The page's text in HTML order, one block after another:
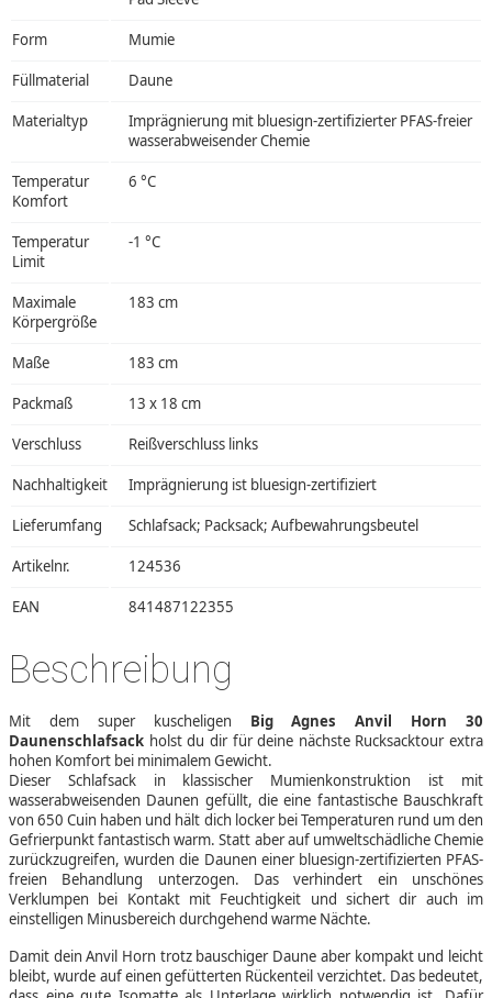
Form Mumie
Füllmaterial Daune
Materialtyp
Imprägnierung mit bluesign-zertifizierter PFAS-freier
wasserabweisender Chemie
Temperatur
Komfort
6 °C
Temperatur
Limit
-1 °C
Maximale
Körpergröße
183 cm
Maße 183 cm
Packmaß 13 x 18 cm
Verschluss Reißverschluss links
Nachhaltigkeit Imprägnierung ist bluesign-zertifiziert
Lieferumfang Schlafsack; Packsack; Aufbewahrungsbeutel
Artikelnr. 124536
EAN 841487122355
Beschreibung
Mit dem super kuscheligen Big Agnes Anvil Horn 30
Daunenschlafsack holst du dir für deine nächste Rucksacktour extra
hohen Komfort bei minimalem Gewicht.
Dieser Schlafsack in klassischer Mumienkonstruktion ist mit
wasserabweisenden Daunen gefüllt, die eine fantastische Bauschkraft
von 650 Cuin haben und hält dich locker bei Temperaturen rund um den
Gefrierpunkt fantastisch warm. Statt aber auf umweltschädliche Chemie
zurückzugreifen, wurden die Daunen einer bluesign-zertifizierten PFAS-
freien Behandlung unterzogen. Das verhindert ein unschönes
Verklumpen bei Kontakt mit Feuchtigkeit und sichert dir auch im
einstelligen Minusbereich durchgehend warme Nächte.
Damit dein Anvil Horn trotz bauschiger Daune aber kompakt und leicht
bleibt, wurde auf einen gefütterten Rückenteil verzichtet. Das bedeutet,